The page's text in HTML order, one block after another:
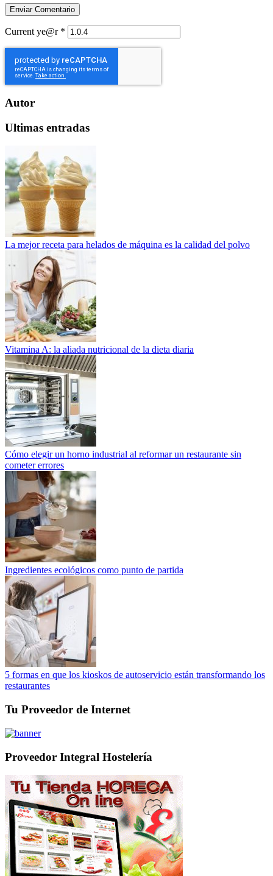
Current ye@r *
Autor
Ultimas entradas
La mejor receta para helados de máquina es la calidad del polvo
Vitamina A: la aliada nutricional de la dieta diaria
Cómo elegir un horno industrial al reformar un restaurante sin
cometer errores
Ingredientes ecológicos como punto de partida
5 formas en que los kioskos de autoservicio están transformando los
restaurantes
Tu Proveedor de Internet
Proveedor Integral Hostelería